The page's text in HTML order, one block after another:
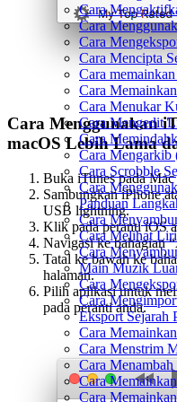
Cara
Cara
Cara
Cara Mencipta
Cara
Cara
Cara Menukar
Cara Mengedit
Cara
Cara Mengarkib
Cara Scrobble
Cara
Panduan
Cara
Cara Melihat
Cara
Main Muzik
Cara
Cara
Eksport Sejarah
Cara
Cara Menstrim
Cara
Cara
Cara
Cara Menggunakan
macOS Lebih Lama
Buka iTunes pada Mac
Sambungkan iPhone
USB lightning.
Klik pada peranti iOS
Navigasi ke bahagian
Tatal ke bawah ke
halaman.
Pilih aplikasi untuk
pada peranti anda.